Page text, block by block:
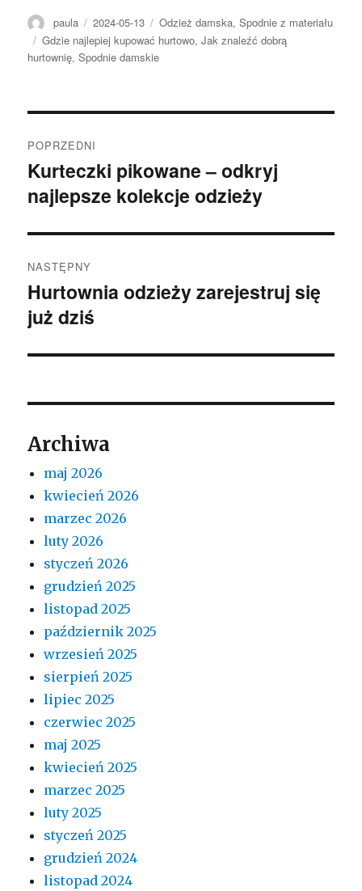
Autor
paula Opublikowano
2024-05-13 Kategorie
Odzież damska,Spodnie z materiału
Tagi
Gdzie najlepiej kupować hurtowo,Jak znaleźć dobrą
hurtownię,Spodnie damskie
wpisu
POPRZEDNI
Poprzedni
wpis:
Kurteczki pikowane – odkryj
najlepsze kolekcje odzieży
NASTĘPNY
Następny
wpis:
Hurtownia odzieży zarejestruj się
już dziś
Archiwa
maj 2026
kwiecień 2026
marzec 2026
luty 2026
styczeń 2026
grudzień 2025
listopad 2025
październik 2025
wrzesień 2025
sierpień 2025
lipiec 2025
czerwiec 2025
maj 2025
kwiecień 2025
marzec 2025
luty 2025
styczeń 2025
grudzień 2024
listopad 2024